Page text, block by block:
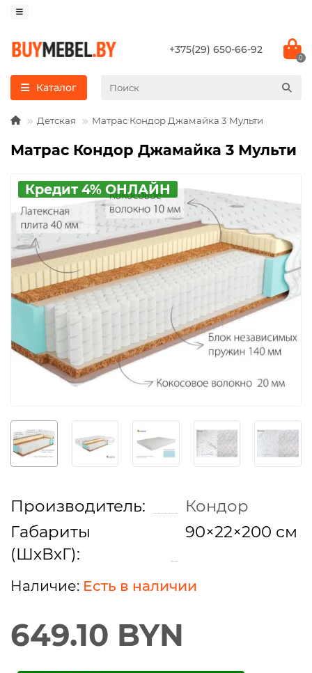
+375(29) 650-66-92
0
Каталог
Детская Матрас Кондор Джамайка 3 Мульти
Матрас Кондор Джамайка 3 Мульти
Кредит 4% ОНЛАЙН
Производитель:
Кондор
Габариты
(ШхВхГ):
90×22×200 см
Есть в наличии
649.10 BYN